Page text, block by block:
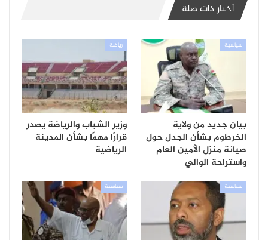
أخبار ذات صلة
سياسية
بيان جديد من ولاية
الخرطوم بشأن الجدل حول
صيانة منزل الأمين العام
واستراحة الوالي
رياضة
وزير الشباب والرياضة يصدر
قرارًا مهمًا بشأن المدينة
الرياضية
سياسية سياسية